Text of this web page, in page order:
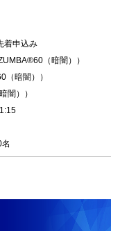
着申込み
（暗闇））
暗闇））
闇））